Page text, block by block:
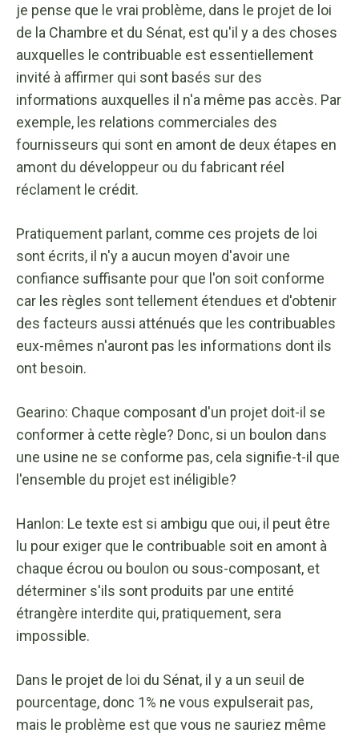
je pense que le vrai problème, dans le projet de loi
de la Chambre et du Sénat, est qu'il y a des choses
auxquelles le contribuable est essentiellement
invité à affirmer qui sont basés sur des
informations auxquelles il n'a même pas accès. Par
exemple, les relations commerciales des
fournisseurs qui sont en amont de deux étapes en
amont du développeur ou du fabricant réel
réclament le crédit.
Pratiquement parlant, comme ces projets de loi
sont écrits, il n'y a aucun moyen d'avoir une
confiance suffisante pour que l'on soit conforme
car les règles sont tellement étendues et d'obtenir
des facteurs aussi atténués que les contribuables
eux-mêmes n'auront pas les informations dont ils
ont besoin.
Gearino: Chaque composant d'un projet doit-il se
conformer à cette règle? Donc, si un boulon dans
une usine ne se conforme pas, cela signifie-t-il que
l'ensemble du projet est inéligible?
Hanlon: Le texte est si ambigu que oui, il peut être
lu pour exiger que le contribuable soit en amont à
chaque écrou ou boulon ou sous-composant, et
déterminer s'ils sont produits par une entité
étrangère interdite qui, pratiquement, sera
impossible.
Dans le projet de loi du Sénat, il y a un seuil de
pourcentage, donc 1% ne vous expulserait pas,
mais le problème est que vous ne sauriez même